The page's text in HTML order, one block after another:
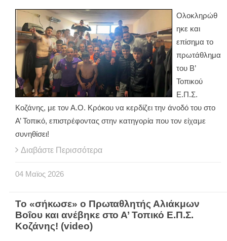
Ολοκληρώθ
ηκε και
επίσημα το
πρωτάθλημα
του Β’
Τοπικού
Ε.Π.Σ.
Κοζάνης, με τον Α.Ο. Κρόκου να κερδίζει την άνοδό του στο
Α’ Τοπικό, επιστρέφοντας στην κατηγορία που τον είχαμε
συνηθίσει!
Διαβάστε Περισσότερα
04 Μαϊος 2026
Το «σήκωσε» ο Πρωταθλητής Αλιάκμων
Βοΐου και ανέβηκε στο Α’ Τοπικό Ε.Π.Σ.
Κοζάνης! (video)